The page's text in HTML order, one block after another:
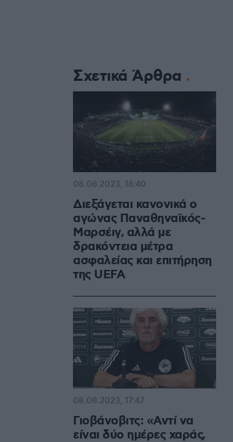
Σχετικά Άρθρα
Διεξάγεται κανονικά ο
αγώνας Παναθηναϊκός-
Μαρσέιγ, αλλά με
δρακόντεια μέτρα
ασφαλείας και επιτήρηση
της UEFA
08.08.2023, 16:40
Γιοβάνοβιτς: «Αντί να
είναι δύο ημέρες χαράς,
08.08.2023, 17:47